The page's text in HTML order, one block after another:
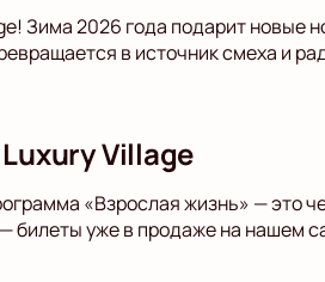
Зима 2026 года подарит новые
в источник смеха и
Village
«Взрослая жизнь» — это
билеты уже в продаже на нашем